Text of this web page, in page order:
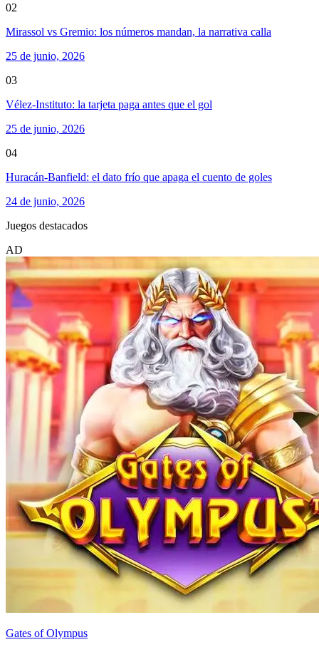
02
Mirassol vs Gremio: los números mandan, la narrativa calla
25 de junio, 2026
03
Vélez-Instituto: la tarjeta paga antes que el gol
25 de junio, 2026
04
Huracán-Banfield: el dato frío que apaga el cuento de goles
24 de junio, 2026
Juegos destacados
AD
Gates of Olympus